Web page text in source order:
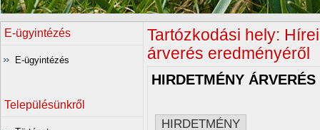
E-ügyintézés
E-ügyintézés
Településünkről
Tartózkodási hely:
árverés eredményéről
HIRDETMÉNY
HIRDETMÉNY